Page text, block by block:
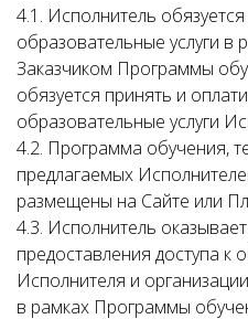
4.1. Исполнитель
образовательные услуги в
Заказчиком Программы
обязуется принять и
образовательные услуги
4.2. Программа обучения,
предлагаемых
размещены на Сайте или
4.3. Исполнитель
предоставления доступа
Исполнителя и
в рамках Программы